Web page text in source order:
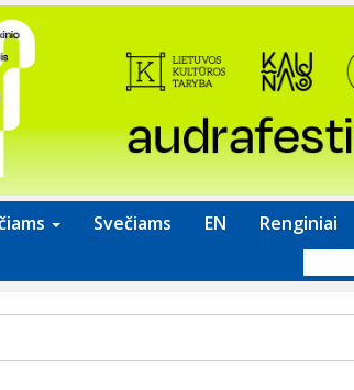
Svečiams EN Renginiai
forma